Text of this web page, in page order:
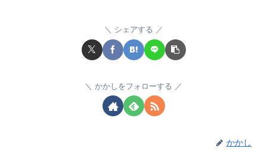
シェアする
かかしをフォローする
かかし